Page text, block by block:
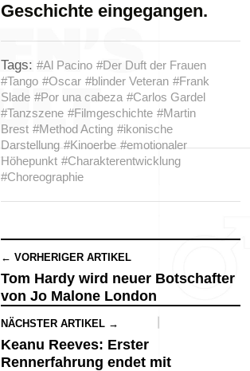
Geschichte eingegangen.
Tags: #Al Pacino #Der Duft der Frauen
#Tango #Oscar #blinder Veteran #Frank
Slade #Por una cabeza #Carlos Gardel
#Tanzszene #Filmgeschichte #Martin
Brest #Method Acting #ikonische
Darstellung #Kinoerbe #emotionaler
Höhepunkt #Charakterentwicklung
#Choreographie
← VORHERIGER ARTIKEL
Tom Hardy wird neuer Botschafter
von Jo Malone London
NÄCHSTER ARTIKEL →
Keanu Reeves: Erster
Rennerfahrung endet mit